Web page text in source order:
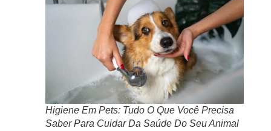
Higiene Em Pets: Tudo O Que Você Precisa
Saber Para Cuidar Da Saúde Do Seu Animal